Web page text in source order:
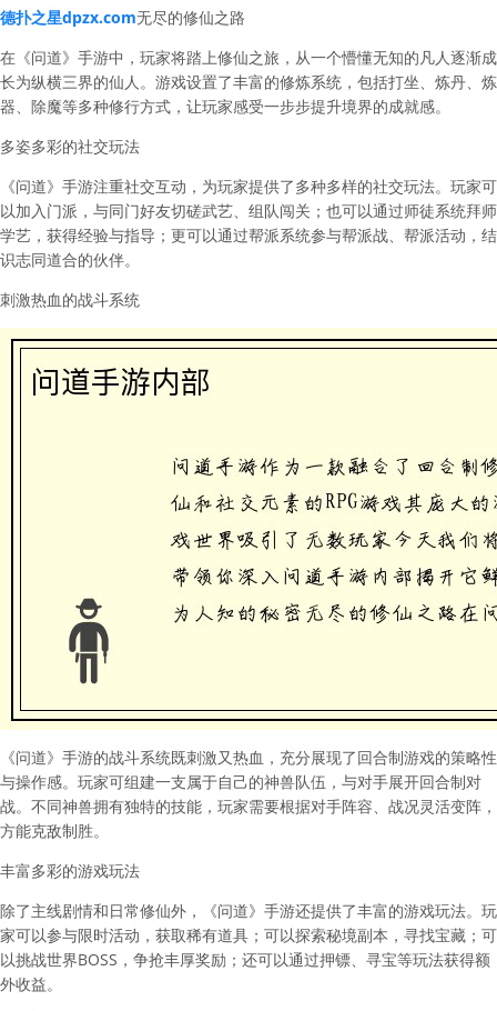
德扑之星dpzx.com无尽的修仙之路
在《问道》手游中，玩家将踏上修仙之旅，从一个懵懂无知的凡人逐渐成
长为纵横三界的仙人。游戏设置了丰富的修炼系统，包括打坐、炼丹、炼
器、除魔等多种修行方式，让玩家感受一步步提升境界的成就感。
多姿多彩的社交玩法
《问道》手游注重社交互动，为玩家提供了多种多样的社交玩法。玩家可
以加入门派，与同门好友切磋武艺、组队闯关；也可以通过师徒系统拜师
学艺，获得经验与指导；更可以通过帮派系统参与帮派战、帮派活动，结
识志同道合的伙伴。
刺激热血的战斗系统
《问道》手游的战斗系统既刺激又热血，充分展现了回合制游戏的策略性
与操作感。玩家可组建一支属于自己的神兽队伍，与对手展开回合制对
战。不同神兽拥有独特的技能，玩家需要根据对手阵容、战况灵活变阵，
方能克敌制胜。
丰富多彩的游戏玩法
除了主线剧情和日常修仙外，《问道》手游还提供了丰富的游戏玩法。玩
家可以参与限时活动，获取稀有道具；可以探索秘境副本，寻找宝藏；可
以挑战世界BOSS，争抢丰厚奖励；还可以通过押镖、寻宝等玩法获得额
外收益。